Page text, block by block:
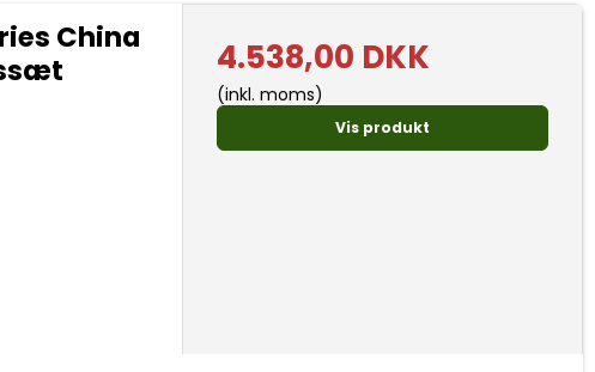
China
4.538,00 DKK
(inkl. moms)
Vis produkt